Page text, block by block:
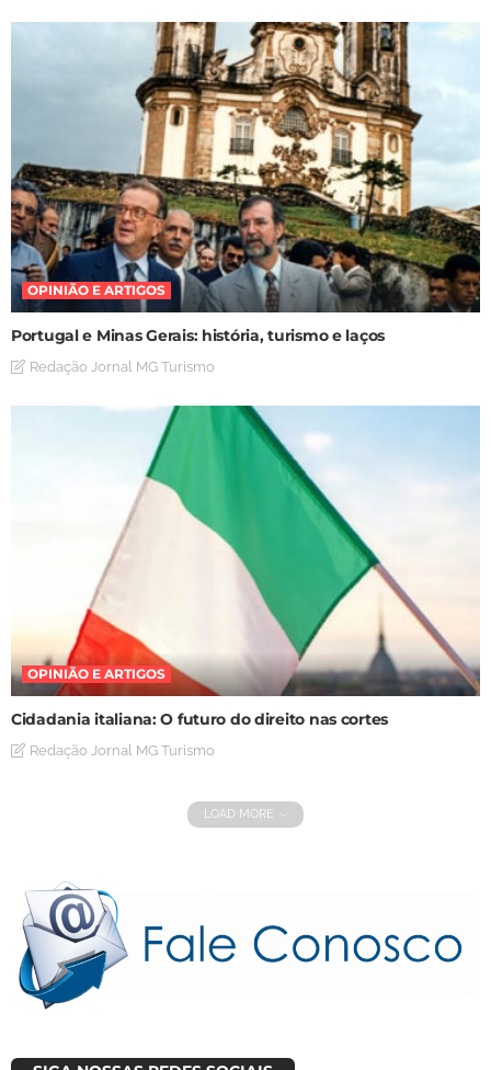
OPINIÃO E ARTIGOS
Portugal e Minas Gerais: história, turismo e laços
Redação Jornal MG Turismo
OPINIÃO E ARTIGOS
Cidadania italiana: O futuro do direito nas cortes
Redação Jornal MG Turismo
LOAD MORE